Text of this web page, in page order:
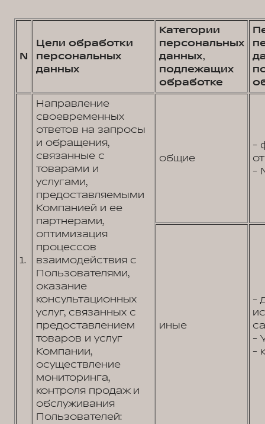
N
Цели обработки
персональных
данных
Категории
персональных
данных,
подлежащих
обработке
1.
Направление
своевременных
ответов на запросы
и обращения,
связанные с
товарами и
услугами,
предоставляемыми
Компанией и ее
партнерами,
оптимизация
процессов
взаимодействия с
Пользователями,
оказание
консультационных
услуг, связанных с
предоставлением
товаров и услуг
Компании,
осуществление
мониторинга,
контроля продаж и
обслуживания
Пользователей:
общие
-
-
иные
-
-
-